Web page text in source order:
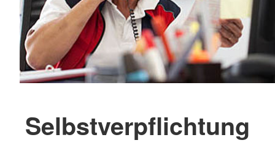
Selbstverpflichtung